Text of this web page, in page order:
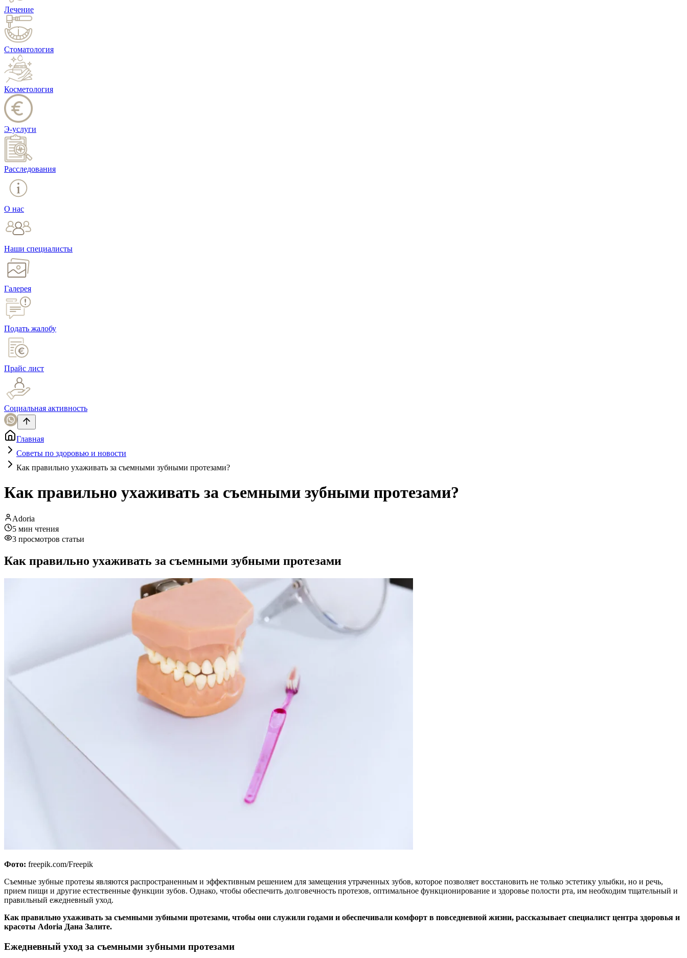
Лечение
Стоматология
Косметология
Э-услуги
Расследования
О нас
Наши специалисты
Галерея
Подать жалобу
Прайс лист
Социальная активность
Главная
Советы по здоровью и новости
Как правильно ухаживать за съемными зубными протезами?
Как правильно ухаживать за съемными зубными протезами?
Adoria
5 мин чтения
3 просмотров статьи
Как правильно ухаживать за съемными зубными протезами
Фото: freepik.com/Freepik
Съемные зубные протезы являются распространенным и эффективным решением для замещения утраченных зубов, которое позволяет восстановить не только эстетику улыбки, но и речь,
прием пищи и другие естественные функции зубов. Однако, чтобы обеспечить долговечность протезов, оптимальное функционирование и здоровье полости рта, им необходим тщательный и
правильный ежедневный уход.
Как правильно ухаживать за съемными зубными протезами, чтобы они служили годами и обеспечивали комфорт в повседневной жизни, рассказывает специалист центра здоровья и
красоты Adoria Дана Залите.
Ежедневный уход за съемными зубными протезами